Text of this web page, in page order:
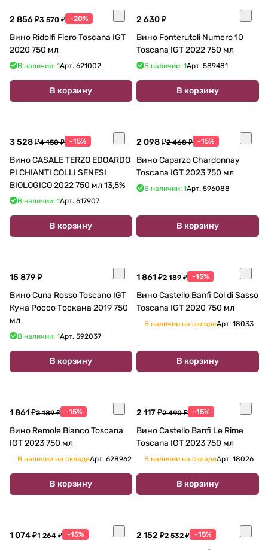
2 856 ₽3 570 ₽ -20%
Вино Ridolfi Fiero Toscana IGT
2020 750 мл
В наличии: 1Арт. 621002
В корзину
2 630 ₽
Вино Fonterutoli Numero 10
Toscana IGT 2022 750 мл
В наличии: 1Арт. 589481
В корзину
3 528 ₽4 150 ₽ -15%
Вино CASALE TERZO EDOARDO
PI CHIANTI COLLI SENESI
BIOLOGICO 2022 750 мл 13,5%
В наличии: 1Арт. 617907
В корзину
2 098 ₽2 468 ₽ -15%
Вино Caparzo Chardonnay
Toscana IGT 2023 750 мл
В наличии: 1Арт. 596088
В корзину
15 879 ₽
Вино Cuna Rosso Toscano IGT
Куна Россо Тоскана 2019 750
мл
В наличии: 1Арт. 592037
В корзину
1 861 ₽2 189 ₽ -15%
Вино Castello Banfi Col di Sasso
Toscana IGT 2020 750 мл
В наличии на складеАрт. 18033
В корзину
1 861 ₽2 189 ₽ -15%
Вино Remole Bianco Toscana
IGT 2023 750 мл
В наличии на складеАрт. 628962
В корзину
2 117 ₽2 490 ₽ -15%
Вино Castello Banfi Le Rime
Toscana IGT 2023 750 мл
В наличии на складеАрт. 18026
В корзину
1 074 ₽1 264 ₽ -15% 2 152 ₽2 532 ₽ -15%